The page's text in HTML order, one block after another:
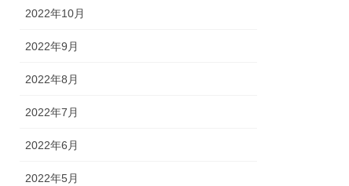
2022年10月
2022年9月
2022年8月
2022年7月
2022年6月
2022年5月